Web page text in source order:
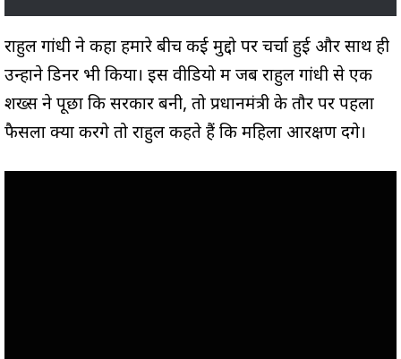
राहुल गांधी ने कहा हमारे बीच कई मुद्दो पर चर्चा हुई और साथ ही
उन्होंने डिनर भी किया। इस वीडियो में जब राहुल गांधी से एक
शख्स ने पूछा कि सरकार बनी, तो प्रधानमंत्री के तौर पर पहला
फैसला क्या करेंगे तो राहुल कहते हैं कि महिला आरक्षण देंगे।